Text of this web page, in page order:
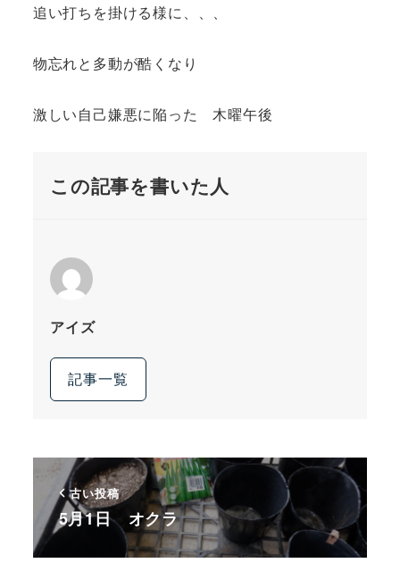
追い打ちを掛ける様に、、、
物忘れと多動が酷くなり
激しい自己嫌悪に陥った 木曜午後
この記事を書いた人
アイズ
記事一覧
古い投稿
5月1日 オクラ